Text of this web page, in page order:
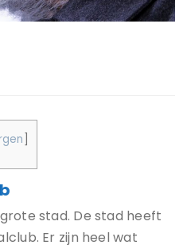
stad. De stad heeft
Er zijn heel wat